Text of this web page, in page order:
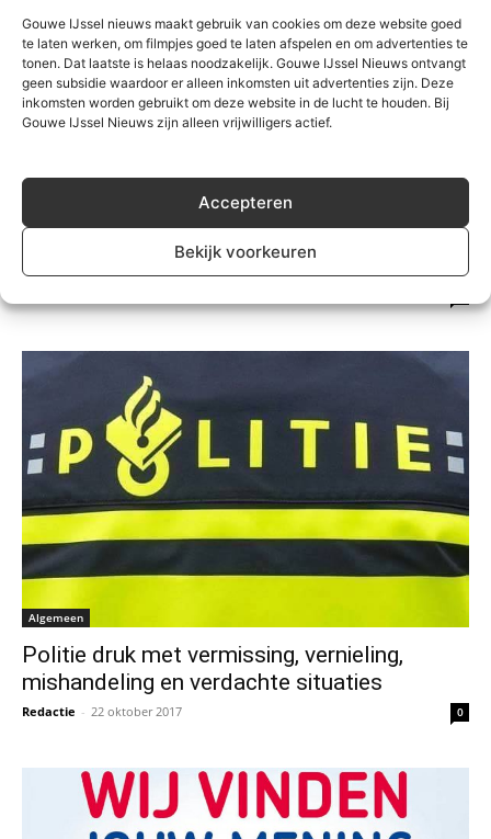
Gouwe IJssel nieuws maakt gebruik van cookies om deze website goed
te laten werken, om filmpjes goed te laten afspelen en om advertenties te
tonen. Dat laatste is helaas noodzakelijk. Gouwe IJssel Nieuws ontvangt
geen subsidie waardoor er alleen inkomsten uit advertenties zijn. Deze
inkomsten worden gebruikt om deze website in de lucht te houden. Bij
Gouwe IJssel Nieuws zijn alleen vrijwilligers actief.
Accepteren
Bekijk voorkeuren
Reconstructie Kruidenbuurt Nieuwerkerk
afgerond
Algemeen
Politie druk met vermissing, vernieling,
mishandeling en verdachte situaties
Redactie - 22 oktober 2017 0